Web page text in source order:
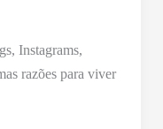
Instagrams,
razões para viver